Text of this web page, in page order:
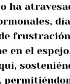
ha
en el